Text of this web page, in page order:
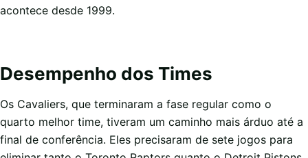
acontece desde 1999.
Desempenho dos Times
Os Cavaliers, que terminaram a fase regular como o
quarto melhor time, tiveram um caminho mais árduo até a
final de conferência. Eles precisaram de sete jogos para